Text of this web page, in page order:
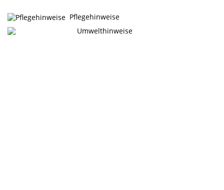
Pflegehinweise
Umwelthinweise